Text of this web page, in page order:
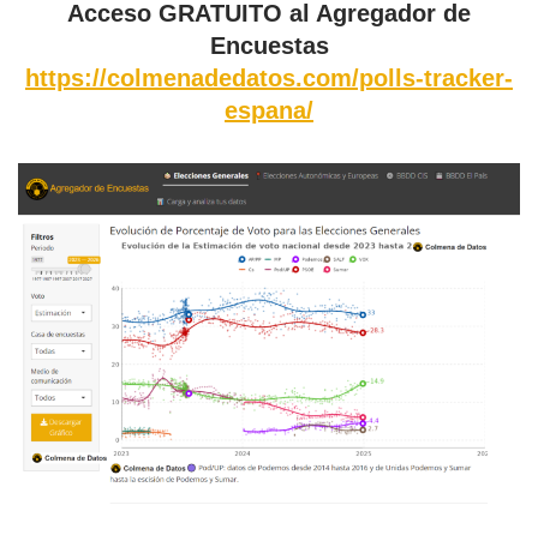
Acceso GRATUITO al Agregador de
Encuestas
https://colmenadedatos.com/polls-tracker-
espana/